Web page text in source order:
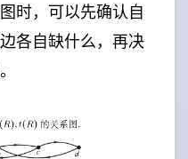
时，可以先确认自
各自缺什么，再决